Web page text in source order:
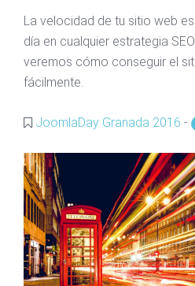
La velocidad de tu sitio web
día en cualquier estrategia
veremos cómo conseguir el
fácilmente.
JoomlaDay Granada 2016 -